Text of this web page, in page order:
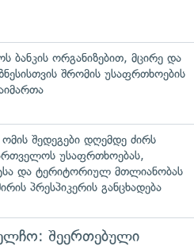
ბანკის ორგანიზებით, მცირე და
შრომის უსაფრთხოების
შედეგები დღემდე ძირს
უსაფრთხოებას,
და ტერიტორიულ მთლიანობას
პრესპიკერის განცხადება
შეერთებული